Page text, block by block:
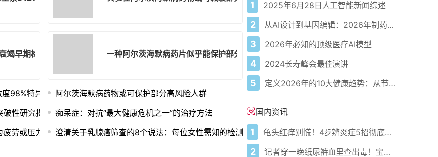
竭早期检测 一种阿尔茨海默病药片似乎能保护部分高风险人群
98%特异性为英国40万患者带来希望
阿尔茨海默病药物或可保护部分高风险人群
破性研究揭示新路径痴呆症：对抗“最大健康危机之一”的治疗方法
劳或压力
澄清关于乳腺癌筛查的8个说法：每位女性需知的检测真相
1 2025年6月28日人工智能新闻综述
2 从AI设计到基因编辑：2026年制药领域重大突破
3 2026年必知的顶级医疗AI模型
4 2024长寿峰会最佳演讲
5 定义2026年的10大健康趋势：从节律健康到冷热交替疗法
国内资讯
1 龟头红痒别慌！4步辨炎症5招彻底防复发
2 记者穿一晚纸尿裤血里查出毒！宝宝血液浓度竟是成人的5倍？